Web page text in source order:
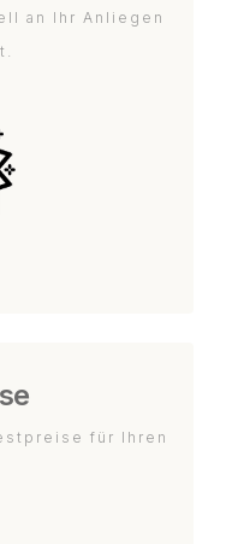
an Ihr Anliegen
für Ihren